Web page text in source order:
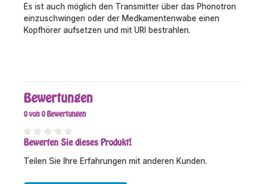
Es ist auch möglich den Transmitter über das Phonotron
einzuschwingen oder der Medkamentenwabe einen
Kopfhörer aufsetzen und mit URI bestrahlen.
Bewertungen
0 von 0 Bewertungen
Durchschnittliche Bewertung von 0 von 5 Sternen
Bewerten Sie dieses Produkt!
Teilen Sie Ihre Erfahrungen mit anderen Kunden.